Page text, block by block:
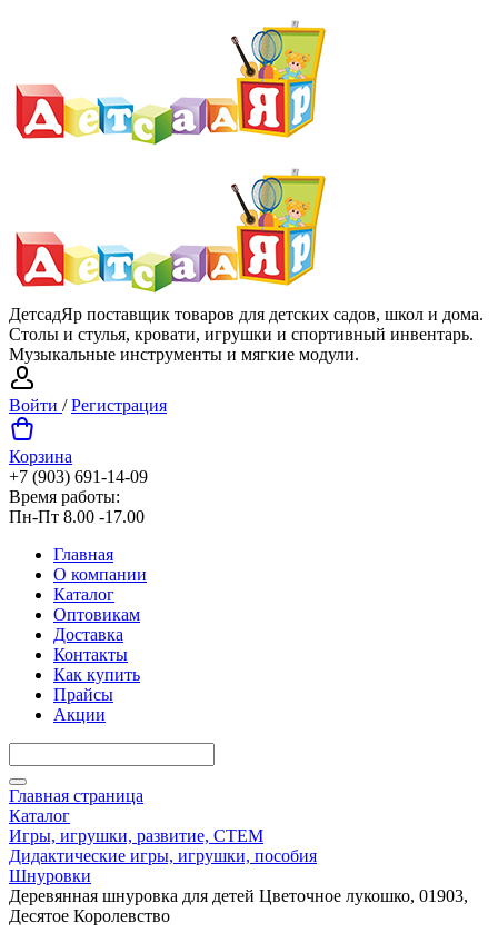
ДетсадЯр поставщик товаров для детских садов, школ и дома.
Столы и стулья, кровати, игрушки и спортивный инвентарь.
Музыкальные инструменты и мягкие модули.
Войти /Регистрация
Корзина
+7 (903) 691-14-09
Время работы:
Пн-Пт 8.00 -17.00
Главная
О компании
Каталог
Оптовикам
Доставка
Контакты
Как купить
Прайсы
Акции
Главная страница
Каталог
Игры, игрушки, развитие, СТЕМ
Дидактические игры, игрушки, пособия
Шнуровки
Деревянная шнуровка для детей Цветочное лукошко, 01903,
Десятое Королевство